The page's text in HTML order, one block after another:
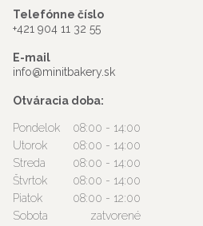
Telefónne číslo
+421 904 11 32 55
E-mail
info@minitbakery.sk
Otváracia doba:
Pondelok
08:00 - 14:00
Utorok
08:00 - 14:00
Streda
08:00 - 14:00
Štvrtok
08:00 - 14:00
Piatok
08:00 - 12:00
Sobota
zatvorené